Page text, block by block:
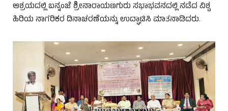
ಆಶ್ರಯದಲ್ಲಿ ಬನ್ನಂಜೆ ಶ್ರೀನಾರಾಯಣಗುರು ಸಭಾಭವನದಲ್ಲಿ ನಡೆದ ವಿಶ್ವ
ಹಿರಿಯ ನಾಗರಿಕರ ದಿನಾಚರಣೆಯನ್ನು ಉದ್ಘಾಟಿಸಿ ಮಾತನಾಡಿದರು.